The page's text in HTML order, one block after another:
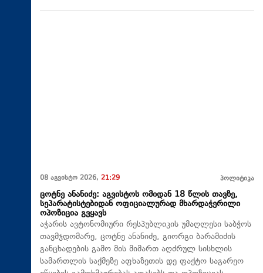
08 აგვისტო 2026, 21:29 პოლიტიკა
ცოტნე ანანიძე: აგვისტოს ომიდან 18 წლის თავზე,
სეპარატისტებიდან ოფიციალურად მხარდაჭერილი
ოპოზიცია გვყავს
აჭარის ავტონომიური რესპუბლიკის უმაღლესი საბჭოს
თავმჯდომარე, ცოტნე ანანიძე, გიორგი ბარამიძის
განცხადების გამო მის მიმართ აღძრულ სისხლის
სამართლის საქმეზე აფხაზეთის დე ფაქტო საგარეო